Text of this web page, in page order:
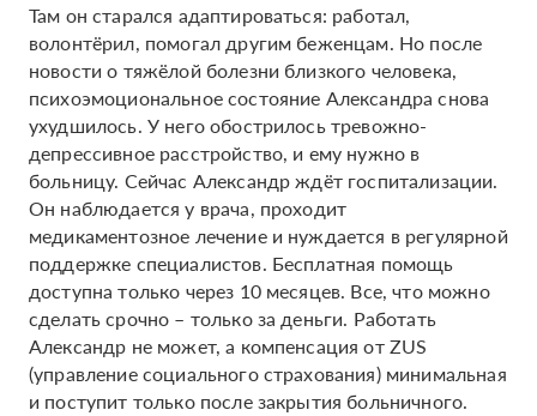
Там он старался адаптироваться: работал,
волонтёрил, помогал другим беженцам. Но после
новости о тяжёлой болезни близкого человека,
психоэмоциональное состояние Александра снова
ухудшилось. У него обострилось тревожно-
депрессивное расстройство, и ему нужно в
больницу. Сейчас Александр ждёт госпитализации.
Он наблюдается у врача, проходит
медикаментозное лечение и нуждается в регулярной
поддержке специалистов. Бесплатная помощь
доступна только через 10 месяцев. Все, что можно
сделать срочно – только за деньги. Работать
Александр не может, а компенсация от ZUS
(управление социального страхования) минимальная
и поступит только после закрытия больничного.